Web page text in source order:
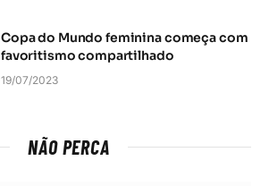
Copa do Mundo feminina começa com
favoritismo compartilhado
19/07/2023
NÃO PERCA